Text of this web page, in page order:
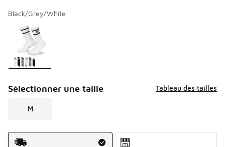
Black/Grey/White
Page 1 de 1 affichant 1 à 1 de 1 couleurs.
Veuillez sélectionner un modèle
Sélectionner une taille Tableau des tailles
M
Méthode d’expédition